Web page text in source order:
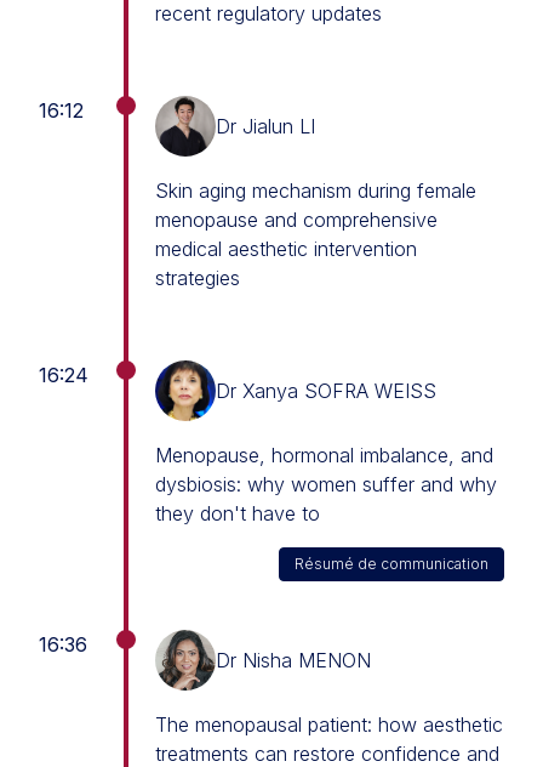
recent regulatory updates
16:12
Dr Jialun LI
Skin aging mechanism during female
menopause and comprehensive
medical aesthetic intervention
strategies
16:24
Dr Xanya SOFRA WEISS
Menopause, hormonal imbalance, and
dysbiosis: why women suffer and why
they don't have to
Résumé de communication
16:36
Dr Nisha MENON
The menopausal patient: how aesthetic
treatments can restore confidence and